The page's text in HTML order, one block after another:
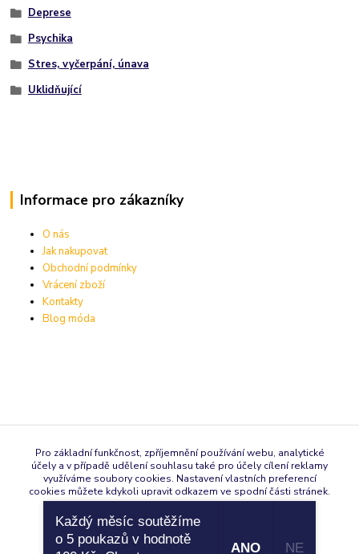
Deprese
Psychika
Stres, vyčerpání, únava
Uklidňující
Informace pro zákazníky
O nás
Jak nakupovat
Obchodní podmínky
Vrácení zboží
Kontakty
Blog móda
Rychlé kontakty:
fashion-4happy.cz
Pro základní funkčnost, zpříjemnění používání webu, analytické
účely a v případě udělení souhlasu také pro účely cílení reklamy
využíváme soubory cookies. Nastavení vlastních preferencí
cookies můžete kdykoli upravit odkazem ve spodní části stránek.
Nastavení Souhlasím
Každý měsíc soutěžíme
o 5 poukazů v hodnotě
ANO NE